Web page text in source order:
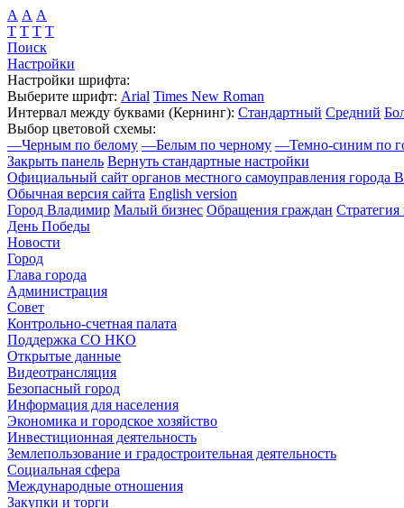
А А А
Т Т Т Т
Поиск
Настройки
Настройки шрифта:
Выберите шрифт: Arial Times New Roman
Интервал между буквами (Кернинг): Стандартный Средний
Выбор цветовой схемы:
—Черным по белому —Белым по черному —Темно-синим по
Закрыть панель Вернуть стандартные настройки
Официальный сайт органов местного самоуправления города
Обычная версия сайта English version
Город Владимир Малый бизнес Обращения граждан Стратегия
День Победы
Новости
Город
Глава города
Администрация
Совет
Контрольно-счетная палата
Поддержка СО НКО
Открытые данные
Видеотрансляция
Безопасный город
Информация для населения
Экономика и городское хозяйство
Инвестиционная деятельность
Землепользование и градостроительная деятельность
Социальная сфера
Международные отношения
Закупки и торги